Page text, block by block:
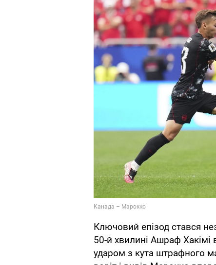
Ключовий епізод стався
50-й хвилині Ашраф Хакімі
ударом з кута штрафного